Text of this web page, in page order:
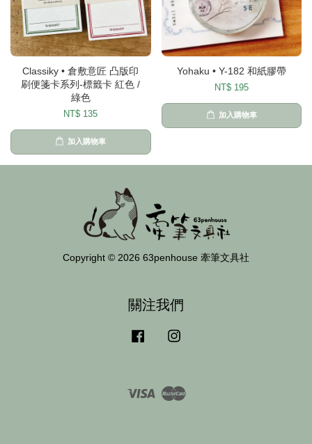
Classiky • 倉敷意匠 凸版印
刷便箋卡系列-標籤卡 紅色 /
綠色
NT$ 135
加入購物車
Yohaku • Y-182 和紙膠帶
NT$ 195
加入購物車
Copyright © 2026 63penhouse 牽筆文具社
關注我們
Facebook
Visa Master